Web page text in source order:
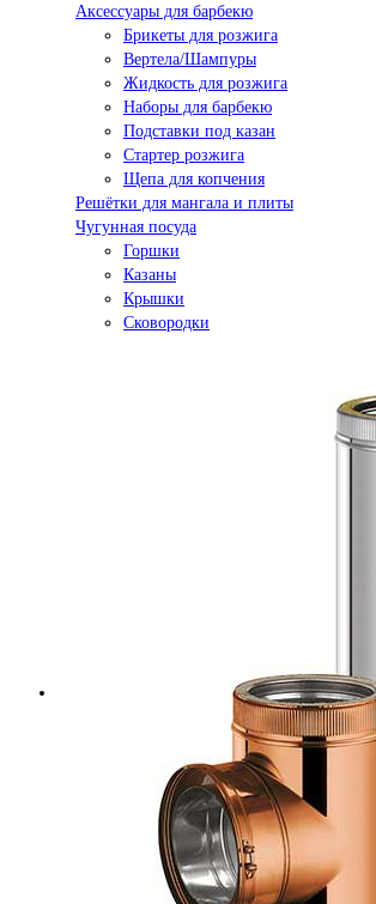
Аксессуары для барбекю
Брикеты для розжига
Вертела/Шампуры
Жидкость для розжига
Наборы для барбекю
Подставки под казан
Стартер розжига
Щепа для копчения
Решётки для мангала и плиты
Чугунная посуда
Горшки
Казаны
Крышки
Сковородки